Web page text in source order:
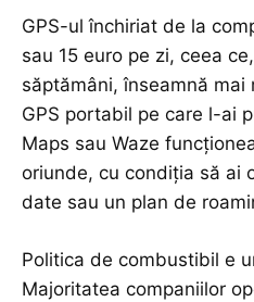
GPS-ul închiriat de la
sau 15 euro pe zi, ceea
săptămâni, înseamnă
GPS portabil pe care l-ai
Maps sau Waze
oriunde, cu condiția să ai
date sau un plan de
Politica de combustibil e
Majoritatea companiilor